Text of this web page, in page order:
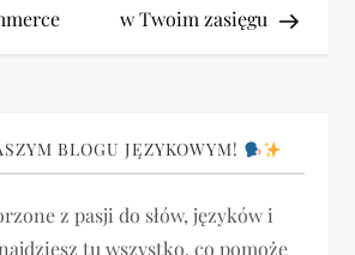
w Twoim zasięgu
BLOGU JĘZYKOWYM!
z pasji do słów, języków i
tu wszystko, co pomoże